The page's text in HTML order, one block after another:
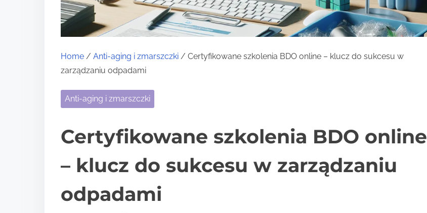
Home / Anti-aging i zmarszczki / Certyfikowane szkolenia BDO online – klucz do sukcesu w
zarządzaniu odpadami
Anti-aging i zmarszczki
Certyfikowane szkolenia BDO online
– klucz do sukcesu w zarządzaniu
odpadami